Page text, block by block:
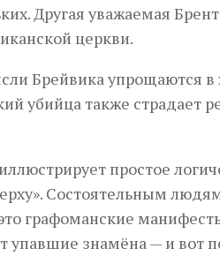
Другая уважаемая
церкви.
Брейвика упрощаются в
убийца также страдает
простое
Состоятельным
графоманские
упавшие знамёна — и вот